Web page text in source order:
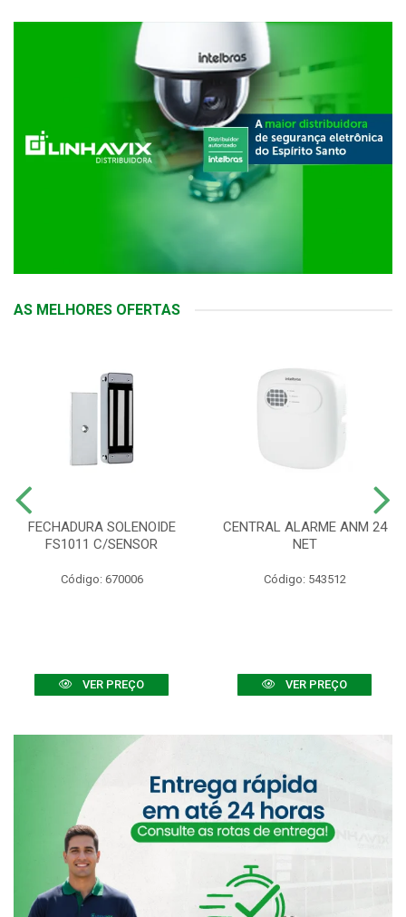
AS MELHORES OFERTAS
FECHADURA SOLENOIDE
FS1011 C/SENSOR
Código: 670006
VER PREÇO
CENTRAL ALARME ANM 24
NET
Código: 543512
VER PREÇO